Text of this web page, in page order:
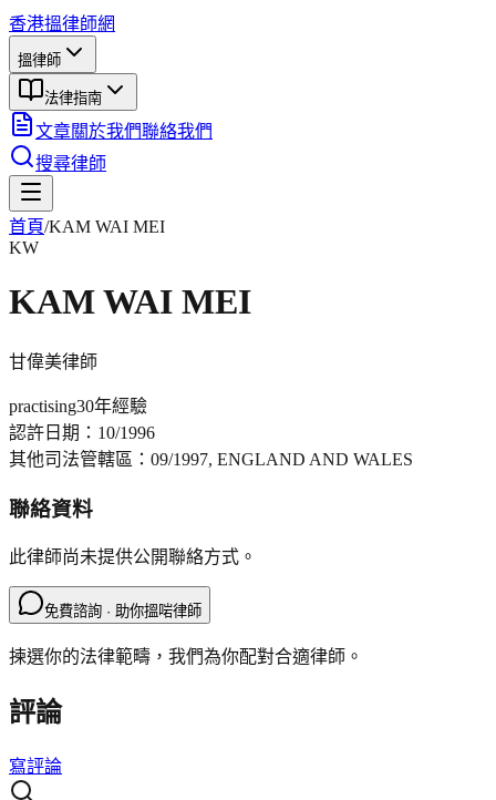
香港搵律師網
搵律師
法律指南
文章關於我們聯絡我們
搜尋律師
首頁/KAM WAI MEI
KW
KAM WAI MEI
甘偉美律師
practising30年經驗
認許日期： 10/1996
其他司法管轄區： 09/1997, ENGLAND AND WALES
聯絡資料
此律師尚未提供公開聯絡方式。
免費諮詢 · 助你搵啱律師
揀選你的法律範疇，我們為你配對合適律師。
評論
寫評論